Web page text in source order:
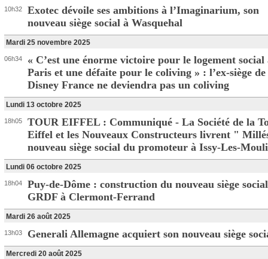
10h32
Exotec dévoile ses ambitions à l’Imaginarium, son
nouveau siège social à Wasquehal
Mardi 25 novembre 2025
06h34
« C’est une énorme victoire pour le logement social
Paris et une défaite pour le coliving » : l’ex-siège
Disney France ne deviendra pas un coliving
Lundi 13 octobre 2025
18h05
TOUR EIFFEL : Communiqué - La Société de la
Eiffel et les Nouveaux Constructeurs livrent "
nouveau siège social du promoteur à Issy-Les-
Lundi 06 octobre 2025
18h04
Puy-de-Dôme : construction du nouveau siège
GRDF à Clermont-Ferrand
Mardi 26 août 2025
13h03 Generali Allemagne acquiert son nouveau siège
Mercredi 20 août 2025